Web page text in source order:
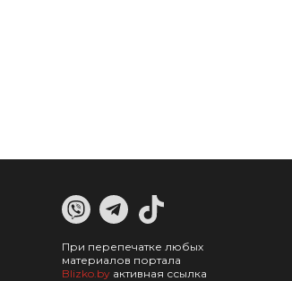
При перепечатке любых
материалов портала
Blizko.by активная ссылка